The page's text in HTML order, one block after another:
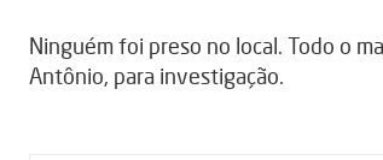
Ninguém foi preso no local. Todo o
Antônio, para investigação.